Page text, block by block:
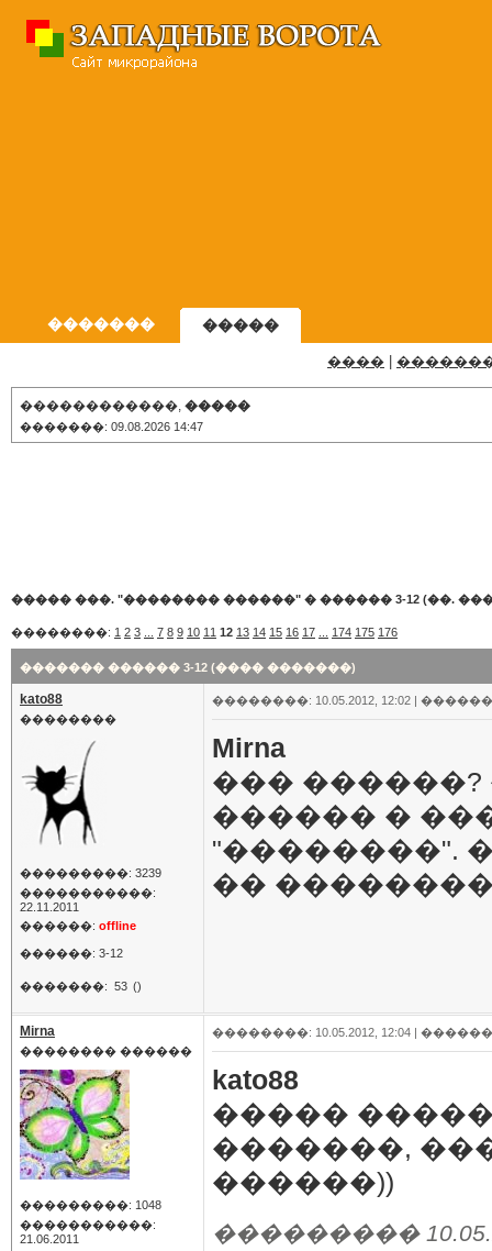
������� �����
����
������������, �����
�������: 09.08.2026 14:47
����� ���. "�������� ������" � ������ 3-12 (��.
��������: 1 2 3 7 8 9 10 11 12 13 14 15 16 17 174 175 176
������� ������ 3-12 (���� �������)
kato88
��������
���������: 3239
�����������:
22.11.2011
������: offline
������: 3-12
�������: 53 ()
��������: 10.05.2012, 12:02 |
Mirna
���
������ �
"��������".
��
Mirna
�������� ������
���������: 1048
�����������:
21.06.2011
��������: 10.05.2012, 12:04 |
kato88
�����
�������,
������))
���������